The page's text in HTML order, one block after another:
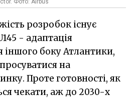
розробок існує
- адаптація
боку Атлантики,
на
Проте готовності, як
чекати, аж до 2030-х